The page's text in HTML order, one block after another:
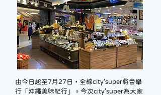
由今日起至7月27日，全線city'super將會舉
行「沖繩美味紀行」。今次city'super為大家